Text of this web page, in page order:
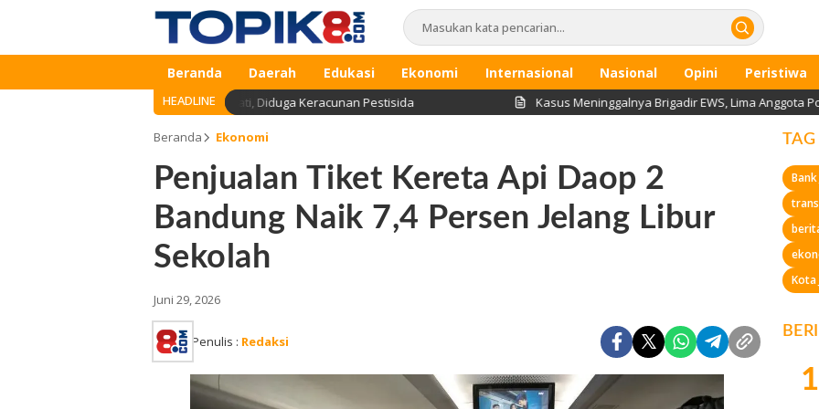
Beranda Daerah Edukasi Ekonomi Internasional Nasional Opini Peristiwa
HEADLINE
Nasional Amboseli Kenya Mati, Diduga Keracunan Pestisida Kasus Meninggalnya Brigadir EWS, Lima Anggota Polri di
Beranda Ekonomi
Penjualan Tiket Kereta Api Daop 2
Bandung Naik 7,4 Persen Jelang Libur
Sekolah
Juni 29, 2026
Penulis : Redaksi
TAG
Kota
1